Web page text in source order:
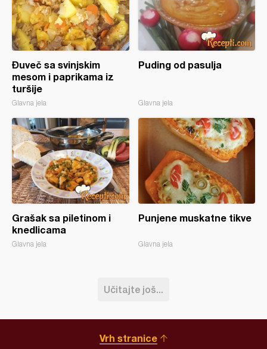
Đuveč sa svinjskim
mesom i paprikama iz
turšije
Glavna jela
Puding od pasulja
Glavna jela
Grašak sa piletinom i
knedlicama
Glavna jela
Punjene muskatne tikve
Glavna jela
Učitajte još...
Vrh stranice